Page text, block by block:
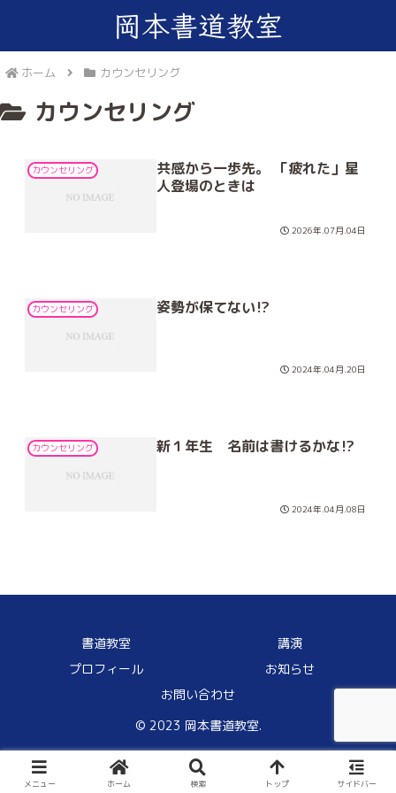
ホーム カウンセリング
カウンセリング
カウンセリング
共感から一歩先。 「疲れた」星
人登場のときは
2026年.07月.04日
カウンセリング 姿勢が保てない⁉
2024年.04月.20日
カウンセリング 新１年生 名前は書けるかな⁉
2024年.04月.08日
書道教室
講演
プロフィール
お知らせ
お問い合わせ
© 2023 岡本書道教室.
メニュー ホーム 検索 トップ サイドバー